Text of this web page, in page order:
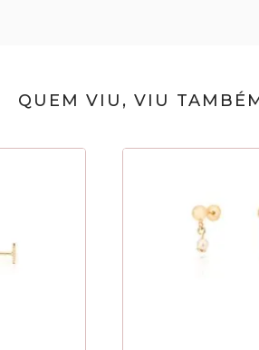
QUEM VIU, VIU